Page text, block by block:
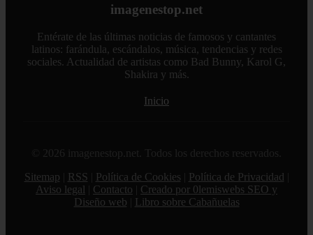
imagenestop.net
Entérate de las últimas noticias de famosos y cantantes
latinos: farándula, escándalos, música, tendencias y redes
sociales. Actualidad de artistas como Bad Bunny, Karol G,
Shakira y más.
Inicio
© 2026 imagenestop.net. Todos los derechos reservados.
Sitemap
RSS Política de Cookies Política de Privacidad
Aviso legal
Contacto
Creado por 0lemiswebs SEO y
Diseño web
Libro sobre Cabañuelas